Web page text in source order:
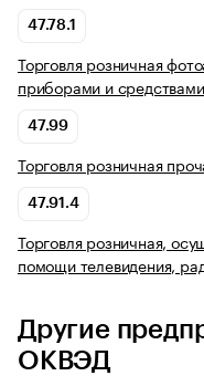
47.78.1
Торговля розничная
приборами и
47.99
Торговля розничная
47.91.4
Торговля розничная,
помощи телевидения,
Другие
ОКВЭД